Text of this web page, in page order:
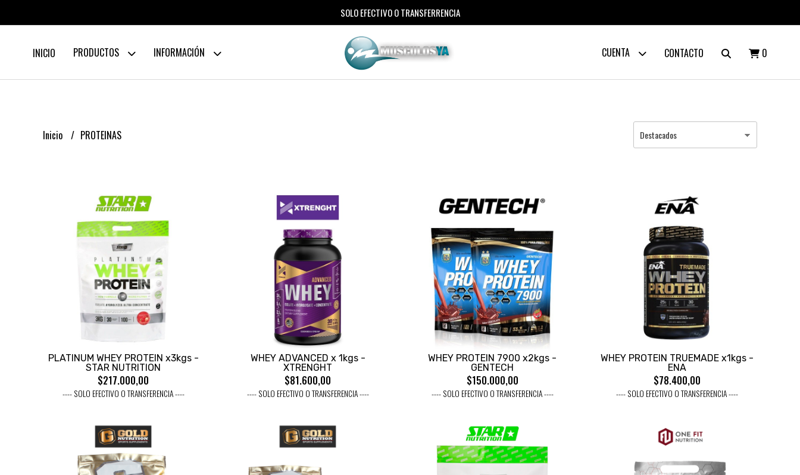
SOLO EFECTIVO O TRANSFERRENCIA
INICIO PRODUCTOS INFORMACIÓN CUENTA CONTACTO 0
Inicio PROTEINAS
PLATINUM WHEY PROTEIN x3kgs -
STAR NUTRITION
$217.000,00
---- SOLO EFECTIVO O TRANSFERENCIA ----
WHEY ADVANCED x 1kgs -
XTRENGHT
$81.600,00
---- SOLO EFECTIVO O TRANSFERENCIA ----
WHEY PROTEIN 7900 x2kgs -
GENTECH
$150.000,00
---- SOLO EFECTIVO O TRANSFERENCIA ----
WHEY PROTEIN TRUEMADE x1kgs -
ENA
$78.400,00
---- SOLO EFECTIVO O TRANSFERENCIA ----